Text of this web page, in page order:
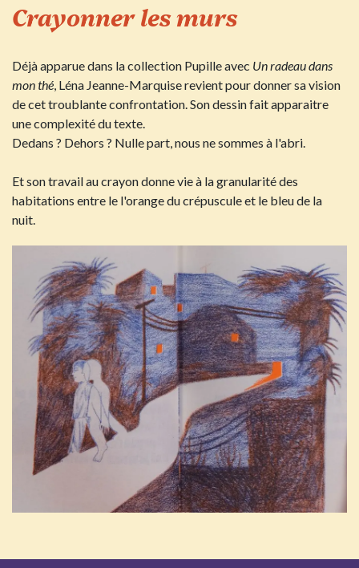
Crayonner les murs​
Déjà apparue dans la collection Pupille avec Un radeau dans
mon thé, Léna Jeanne-Marquise revient pour donner sa vision
de cet troublante confrontation. Son dessin fait apparaitre
une complexité du texte.
Dedans ? Dehors ? Nulle part, nous ne sommes à l'abri.
Et son travail au crayon donne vie à la granularité des
habitations entre le l'orange du crépuscule et le bleu de la
nuit.